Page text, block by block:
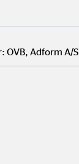
OVB, Adform A/S